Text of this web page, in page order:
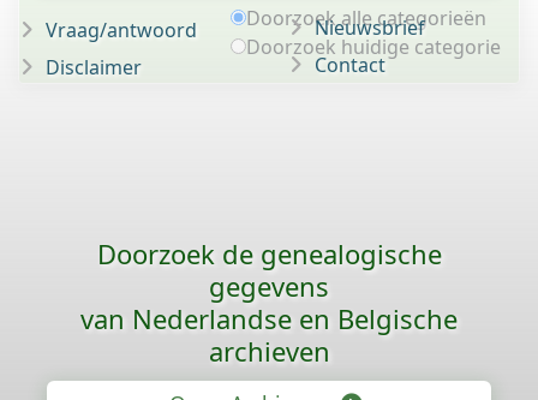
Doorzoek alle categorieën
Doorzoek huidige categorie
Vraag/antwoord
Disclaimer
Nieuwsbrief
Contact
Doorzoek de genealogische
gegevens
van Nederlandse en Belgische
archieven